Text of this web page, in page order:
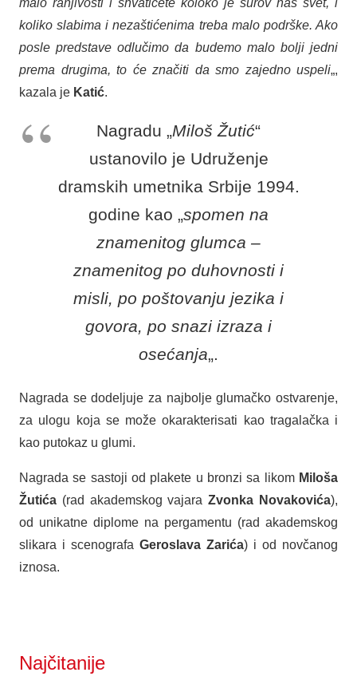
koliko slabima i nezaštićenima treba malo podrške. Ako
posle predstave odlučimo da budemo malo bolji jedni
prema drugima, to će značiti da smo zajedno uspeli„,
kazala je Katić.
Nagradu „ Miloš Žutić“
ustanovilo je Udruženje
dramskih umetnika Srbije 1994.
godine kao „ spomen na
znamenitog glumca –
znamenitog po duhovnosti i
misli, po poštovanju jezika i
govora, po snazi izraza i
osećanja
Nagrada se dodeljuje za najbolje glumačko ostvarenje,
za ulogu koja se može okarakterisati kao tragalačka i
kao putokaz u glumi.
Nagrada se sastoji od plakete u bronzi sa likom Miloša
Žutića (rad akademskog vajaraZvonka Novakovića),
od unikatne diplome na pergamentu (rad akademskog
slikara i scenografa Geroslava Zarića) i od novčanog
iznosa.
Najčitanije